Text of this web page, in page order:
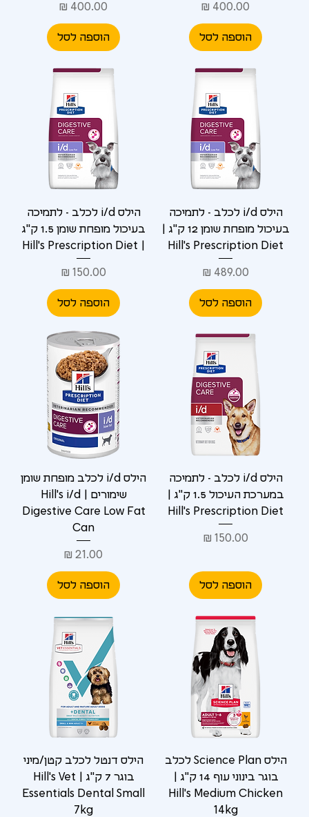
מחיר
הוספה לסל
מחיר
הוספה לסל
הילס i/d לכלב - לתמיכה
בעיכול מופחת שומן 12 ק"ג |
Hill's Prescription Diet
מחיר
הוספה לסל
הילס i/d לכלב - לתמיכה
בעיכול מופחת שומן 1.5 ק"ג
מחיר
הוספה לסל
הילס i/d לכלב - לתמיכה
במערכת העיכול 1.5 ק"ג |
Hill's Prescription Diet
מחיר
הוספה לסל
הילס i/d לכלב מופחת שומן
שימורים | Hill's i/d
Digestive Care Low Fat
Can
מחיר
הוספה לסל
הילס Science Plan לכלב
בוגר בינוני עוף 14 ק"ג |
Hill's Medium Chicken
14kg
הילס דנטל לכלב קטן/מיני
בוגר 7 ק"ג | Hill's Vet
Essentials Dental Small
7kg